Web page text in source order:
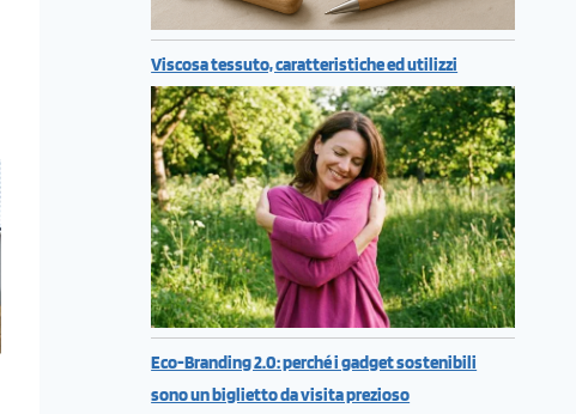
Viscosa tessuto, caratteristiche ed utilizzi
Eco-Branding 2.0: perché i gadget sostenibili
sono un biglietto da visita prezioso